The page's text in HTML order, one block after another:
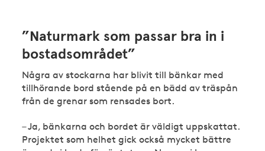
”Naturmark som passar bra in i
bostadsområdet”
Några av stockarna har blivit till bänkar med
tillhörande bord stående på en bädd av träspån
från de grenar som rensades bort.
– Ja, bänkarna och bordet är väldigt uppskattat.
Projektet som helhet gick också mycket bättre